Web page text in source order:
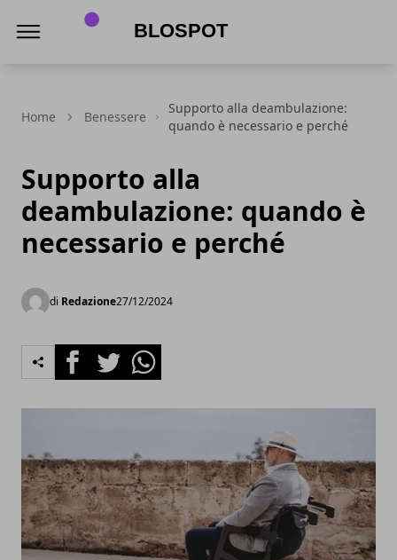
Home Benessere
Supporto alla deambulazione:
quando è necessario e perché
Supporto alla
deambulazione: quando è
necessario e perché
di Redazione27/12/2024
FacebookTwitterWhatsapp